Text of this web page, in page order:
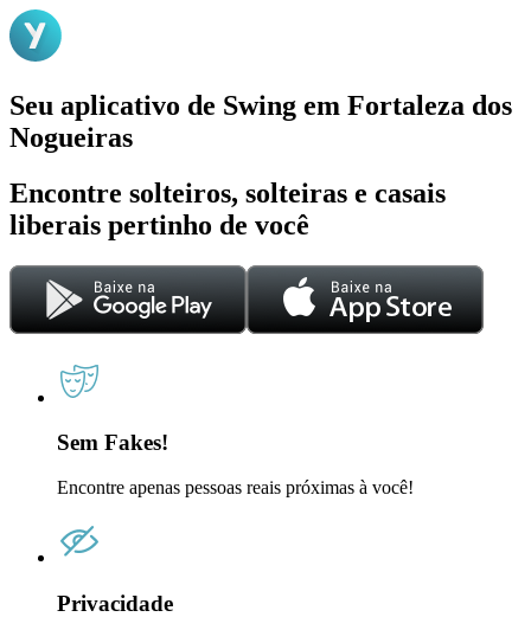
Seu aplicativo de Swing em Fortaleza dos
Nogueiras
Encontre solteiros, solteiras e casais
liberais pertinho de você
Sem Fakes!
Encontre apenas pessoas reais próximas à você!
Privacidade